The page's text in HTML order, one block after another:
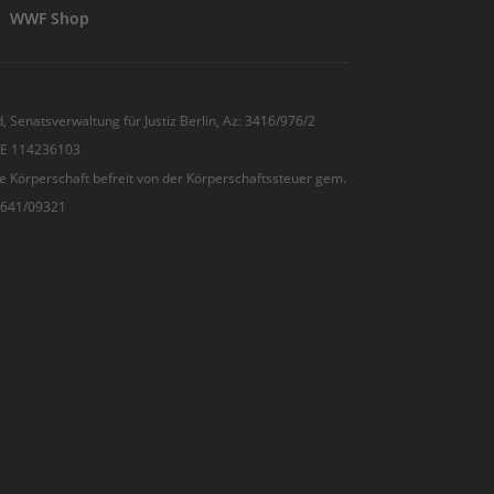
WWF Shop
Senatsverwaltung für Justiz Berlin, Az: 3416/976/2
114236103
Körperschaft befreit von der Körperschaftssteuer gem.
09321